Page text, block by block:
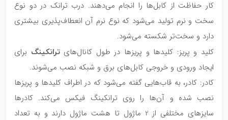
کار حفاظت از کابل‌ها را انجام می‌دهند. درب ترانک در دو نوع
سخت و نرم تولید می‌شود که نوع نرم آن انعطاف‌پذیری بیشتری
دارد و سخت‌تر شکسته می‌شود.
کلید و پریز: کلیدها و پریزها در طول کانال‌هایترانکینگ برای
ایجاد ورودی و خروجی کابل‌های برق و شبکه نصب می‌شوند.
کادر: کادر، به قاب‌هایی گفته می‌شود که در اطراف کلیدها و پریزها
نصب شده و آن‌ها را روی ترانکینگ فیکس می‌کند. کادرها
سایزهای مختلفی از 2 ماژول تا هشت ماژول دارند و به تعداد